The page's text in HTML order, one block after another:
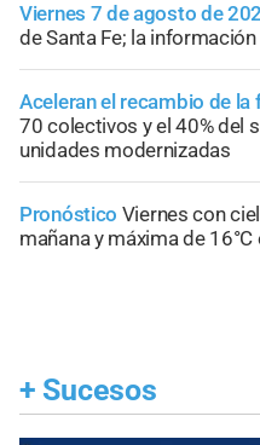
Viernes 7 de agosto de
de Santa Fe; la
Aceleran el recambio de la
70 colectivos y el 40% del
unidades modernizadas
Pronóstico Viernes con
mañana y máxima de
+ Sucesos